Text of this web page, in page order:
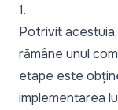
1.
Potrivit
rămâne unul
etape este
implementarea